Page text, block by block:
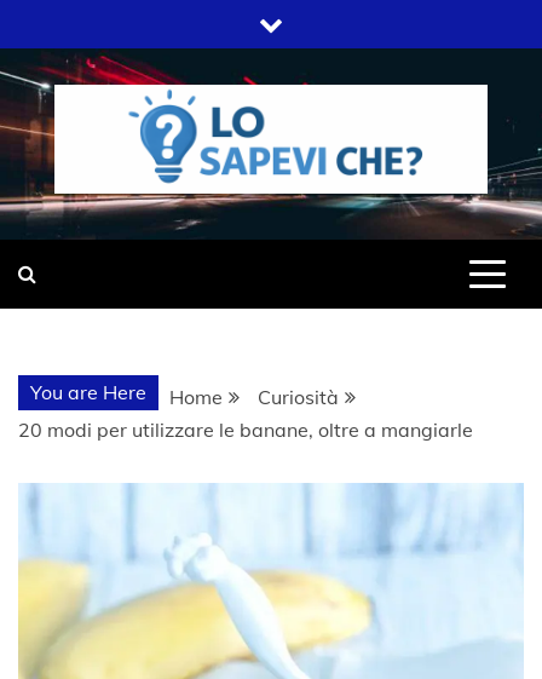
to
content
LO SAPEVI
CHE?
SITO WEB DEL GRUPPO LIFELIVE
You are Here Home
Curiosità
20 modi per utilizzare le banane, oltre a mangiarle